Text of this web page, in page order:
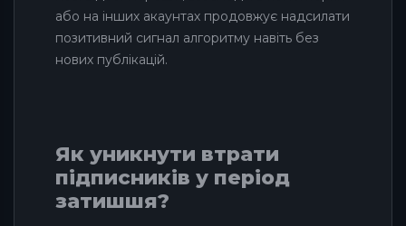
або на інших акаунтах продовжує надсилати
позитивний сигнал алгоритму навіть без
нових публікацій.
Як уникнути втрати
підписників у період
затишшя?